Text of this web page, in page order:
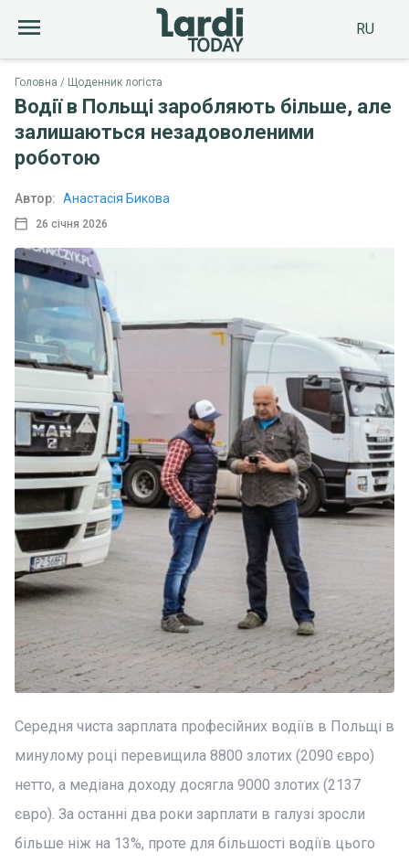
RU
Головна Щоденник логіста
Водії в Польщі заробляють більше, але
залишаються незадоволеними
роботою
26 січня 2026
Автор: Анастасія Бикова
Середня чиста зарплата професійних водіїв в Польщі в
минулому році перевищила 8800 злотих (2090 євро)
нетто, а медіана доходу досягла 9000 злотих (2137
євро). За останні два роки зарплати в галузі зросли
більше ніж на 13%, проте для більшості водіїв цього